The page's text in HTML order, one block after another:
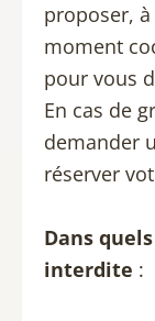
proposer,
moment
pour vous
En cas de
demander
réserver
Dans
interdite :